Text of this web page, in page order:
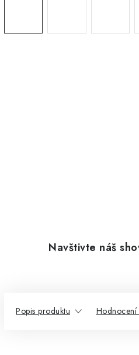
Navštivte náš
Popis produktu Hodnocení